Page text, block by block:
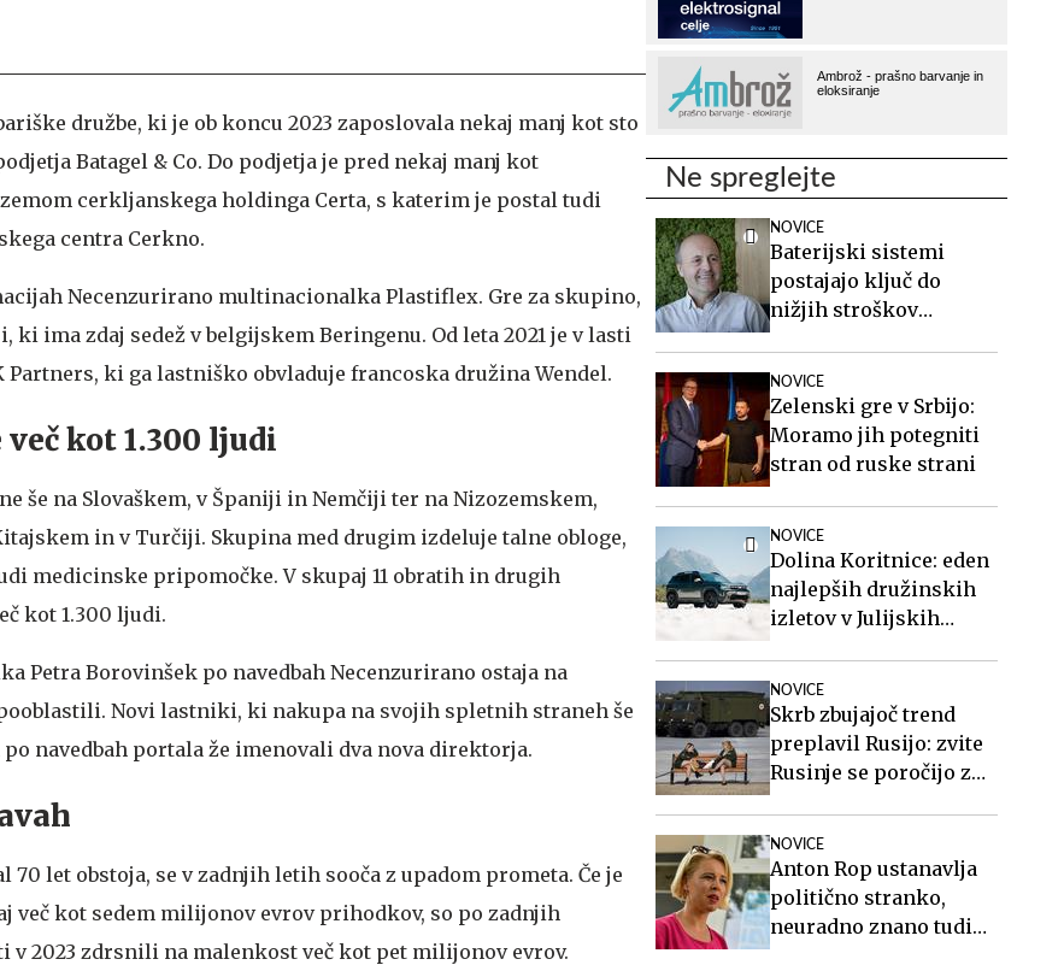
družbe, ki je ob koncu 2023 zaposlovala nekaj manj kot sto
Batagel & Co. Do podjetja je pred nekaj manj kot
cerkljanskega holdinga Certa, s katerim je postal tudi
centra Cerkno.
Necenzurirano multinacionalka Plastiflex. Gre za skupino,
ima zdaj sedež v belgijskem Beringenu. Od leta 2021 je v lasti
ki ga lastniško obvladuje francoska družina Wendel.
kot 1.300 ljudi
še na Slovaškem, v Španiji in Nemčiji ter na Nizozemskem,
in v Turčiji. Skupina med drugim izdeluje talne obloge,
medicinske pripomočke. V skupaj 11 obratih in drugih
kot 1.300 ljudi.
Petra Borovinšek po navedbah Necenzurirano ostaja na
Novi lastniki, ki nakupa na svojih spletnih straneh še
navedbah portala že imenovali dva nova direktorja.
70 let obstoja, se v zadnjih letih sooča z upadom prometa. Če je
več kot sedem milijonov evrov prihodkov, so po zadnjih
2023 zdrsnili na malenkost več kot pet milijonov evrov.
Ne spreglejte
NOVICE
Baterijski sistemi
postajajo ključ do
nižjih stroškov
NOVICE
Zelenski gre v Srbijo:
Moramo jih potegniti
stran od ruske strani
NOVICE
Dolina Koritnice: eden
najlepših družinskih
izletov v Julijskih
NOVICE
Skrb zbujajoč trend
preplavil Rusijo: zvite
Rusinje se poročijo z
poberejo ves denar
NOVICE
Anton Rop ustanavlja
politično stranko,
neuradno znano tudi